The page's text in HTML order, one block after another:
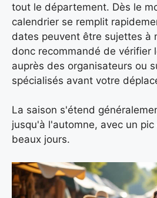
tout le département. Dès le
calendrier se remplit
dates peuvent être sujettes à
donc recommandé de vérifier
auprès des organisateurs ou
spécialisés avant votre
La saison s'étend
jusqu'à l'automne, avec un
beaux jours.